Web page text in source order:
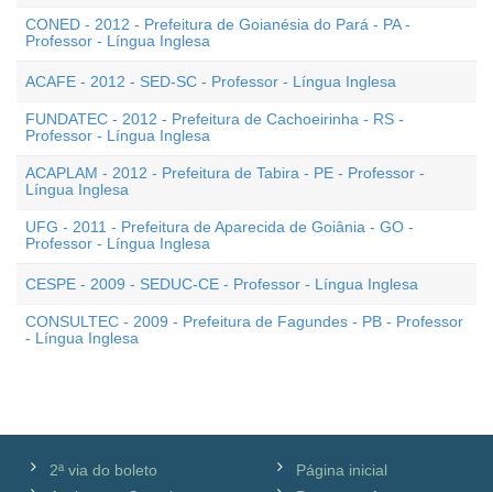
CONED - 2012 - Prefeitura de Goianésia do Pará - PA -
Professor - Língua Inglesa
ACAFE - 2012 - SED-SC - Professor - Língua Inglesa
FUNDATEC - 2012 - Prefeitura de Cachoeirinha - RS -
Professor - Língua Inglesa
ACAPLAM - 2012 - Prefeitura de Tabira - PE - Professor -
Língua Inglesa
UFG - 2011 - Prefeitura de Aparecida de Goiânia - GO -
Professor - Língua Inglesa
CESPE - 2009 - SEDUC-CE - Professor - Língua Inglesa
CONSULTEC - 2009 - Prefeitura de Fagundes - PB - Professor
- Língua Inglesa
2ª via do boleto
Página inicial